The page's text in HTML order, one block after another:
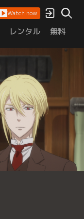
Watch now
レンタル 無料